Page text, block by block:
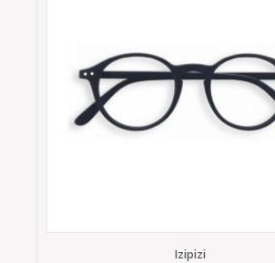
Izipizi